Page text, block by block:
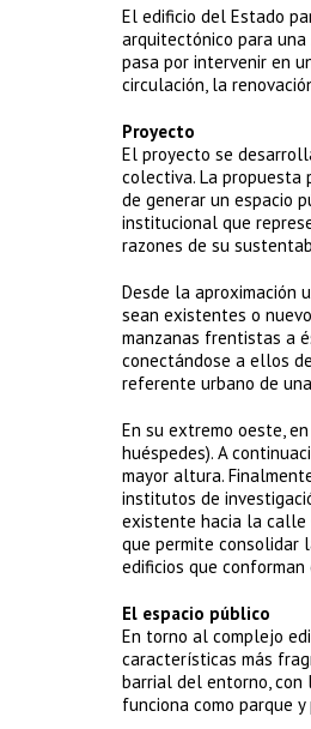
El edificio del Estado
arquitectónico para una
pasa por intervenir en
circulación, la
Proyecto
El proyecto se
colectiva. La propuesta
de generar un espacio
institucional que
razones de su
Desde la aproximación
sean existentes o
manzanas frentistas a
conectándose a ellos
referente urbano de
En su extremo oeste,
huéspedes). A
mayor altura.
institutos de
existente hacia la calle
que permite consolidar
edificios que
El espacio público
En torno al complejo
características más
barrial del entorno, con
funciona como parque